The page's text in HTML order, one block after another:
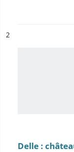
n°
2
Delle :